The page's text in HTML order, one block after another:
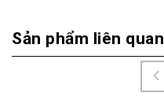
Sản phẩm liên quan